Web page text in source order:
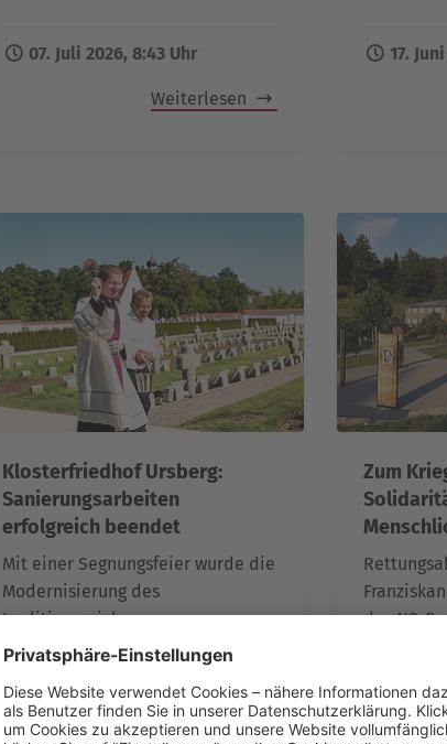
07. Juli 2026, 8:43 Uhr
Weiterlesen
17.
Klosterfriedhof Ursberg:
Sanierungsarbeiten
erfolgreich beendet
Mit einer Segnungsfeier wurde die
Modernisierung des
traditionsreichen
Erinnerungsortes gewürdigt
02. Juni 2026, 10:52 Uhr
Zum
des NS-
06.